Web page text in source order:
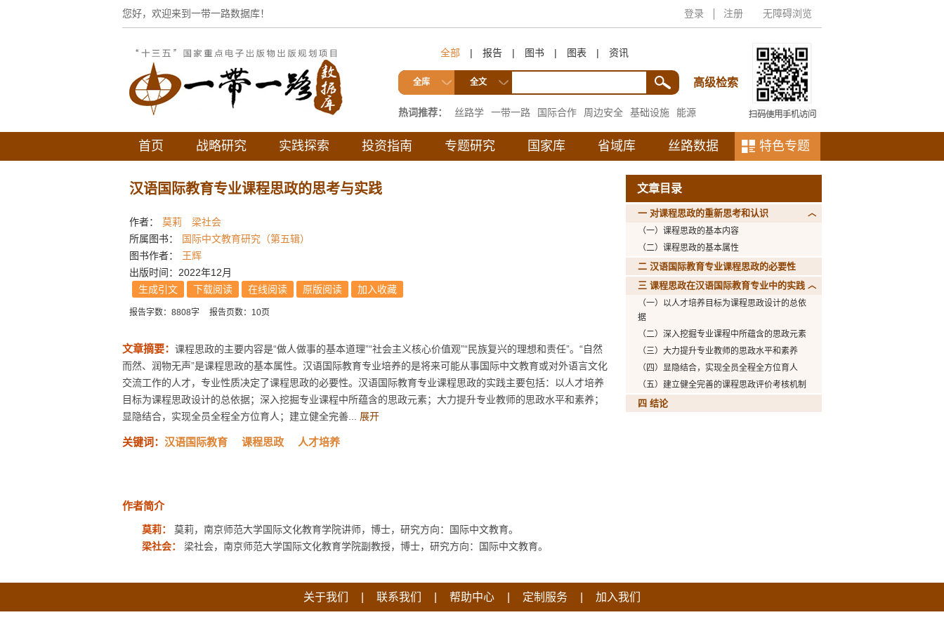
登录 注册 无障碍浏览
您好，欢迎来到一带一路数据库！
全部 | 报告 | 图书 | 图表 | 资讯
全库 全文 高级检索
热词推荐： 丝路学 一带一路 国际合作 周边安全 基础设施
能源
互联互通
首页 战略研究 实践探索 投资指南 专题研究 国家库 省域库 丝路数据 特色专题
汉语国际教育专业课程思政的思考与实践
作者： 莫莉
梁社会
所属图书：
国际中文教育研究（第五辑）
图书作者：
王辉
出版时间：2022年12月
生成引文
下载阅读 在线阅读 原版阅读 加入收藏
报告字数：8808字 报告页数：10页
文章摘要： 课程思政的主要内容是“做人做事的基本道理”“社会主义核心价值观”“民族复兴的理想和责任”。“自然
而然、润物无声”是课程思政的基本属性。汉语国际教育专业培养的是将来可能从事国际中文教育或对外语言文化
交流工作的人才，专业性质决定了课程思政的必要性。汉语国际教育专业课程思政的实践主要包括：以人才培养
目标为课程思政设计的总依据；深入挖掘专业课程中所蕴含的思政元素；大力提升专业教师的思政水平和素养；
显隐结合，实现全员全程全方位育人；建立健全完善... 展开
关键词： 汉语国际教育 课程思政 人才培养
作者简介
莫莉：
莫莉，南京师范大学国际文化教育学院讲师，博士，研究方向：国际中文教育。
梁社会：
梁社会，南京师范大学国际文化教育学院副教授，博士，研究方向：国际中文教育。
文章目录
一 对课程思政的重新思考和认识
（一）课程思政的基本内容
（二）课程思政的基本属性
二 汉语国际教育专业课程思政的必要性
三 课程思政在汉语国际教育专业中的实践
（一）以人才培养目标为课程思政设计的总依
据
（二）深入挖掘专业课程中所蕴含的思政元素
（三）大力提升专业教师的思政水平和素养
（四）显隐结合，实现全员全程全方位育人
（五）建立健全完善的课程思政评价考核机制
四 结论
关于我们 联系我们 帮助中心 定制服务 加入我们